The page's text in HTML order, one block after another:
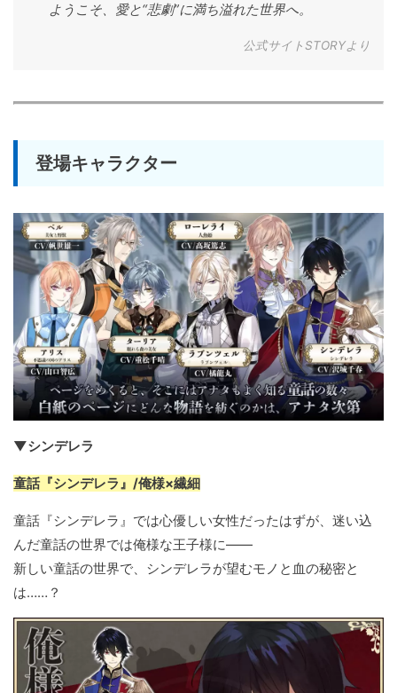
ようこそ、愛と“悲劇”に満ち溢れた世界へ。
公式サイトSTORYより
登場キャラクター
▼シンデレラ
童話『シンデレラ』/俺様×繊細
童話『シンデレラ』では心優しい女性だったはずが、迷い込
んだ童話の世界では俺様な王子様に――
新しい童話の世界で、シンデレラが望むモノと血の秘密と
は……？